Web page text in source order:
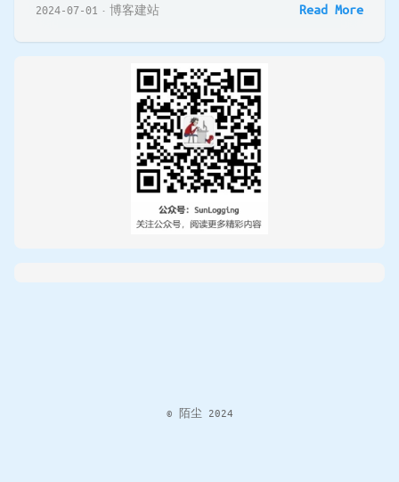
2024-07-01 博客建站 Read More
© 陌尘 2024